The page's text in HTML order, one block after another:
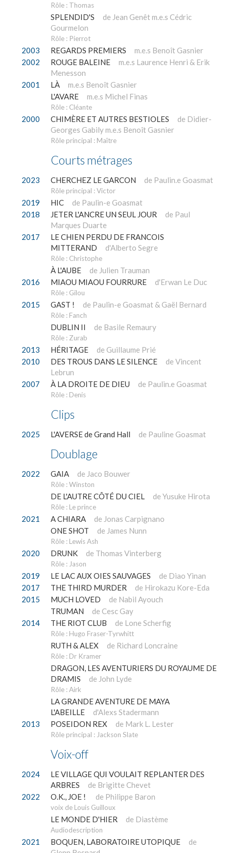
Rôle : Thomas
SPLENDID'S
de Jean Genêt m.e.s Cédric
Gourmelon
Rôle : Pierrot
2003 REGARDS PREMIERS
m.e.s Benoît Gasnier
2002
ROUGE BALEINE
m.e.s Laurence Henri & Erik
Menesson
2001
LÀ
m.e.s Benoît Gasnier
L'AVARE
m.e.s Michel Finas
Rôle : Cléante
2000 CHIMÈRE ET AUTRES BESTIOLES
de Didier-
Georges Gabily m.e.s Benoît Gasnier
Rôle principal : Maître
Courts métrages
2023 CHERCHEZ LE GARCON de Paulin.e Goasmat
Rôle principal : Victor
2019 HIC
de Paulin-e Goasmat
2018
JETER L'ANCRE UN SEUL JOUR
de Paul
Marques Duarte
2017
LE CHIEN PERDU DE FRANCOIS
MITTERAND
d'Alberto Segre
Rôle : Christophe
À L'AUBE
de Julien Trauman
2016
MIAOU MIAOU FOURRURE d'Erwan Le Duc
Rôle : Gilou
2015 GAST ! de Paulin-e Goasmat & Gaël Bernard
Rôle : Fanch
DUBLIN II de Basile Remaury
Rôle : Zurab
2013 HÉRITAGE
de Guillaume Prié
2010
DES TROUS DANS LE SILENCE
de Vincent
Lebrun
2007
À LA DROITE DE DIEU de Paulin.e Goasmat
Rôle : Denis
Clips
2025 L'AVERSE de Grand Hall de Pauline Goasmat
Doublage
2022 GAIA de Jaco Bouwer
Rôle : Winston
DE L'AUTRE CÔTÉ DU CIEL de Yusuke Hirota
Rôle : Le prince
2021 A CHIARA
de Jonas Carpignano
ONE SHOT
de James Nunn
Rôle : Lewis Ash
2020 DRUNK de Thomas Vinterberg
Rôle : Jason
2019 LE LAC AUX OIES SAUVAGES
de Diao Yinan
2017
THE THIRD MURDER
de Hirokazu Kore-Eda
2015
MUCH LOVED
de Nabil Ayouch
TRUMAN
de Cesc Gay
2014
THE RIOT CLUB de Lone Scherfig
Rôle : Hugo Fraser-Tyrwhitt
RUTH & ALEX de Richard Loncraine
Rôle : Dr Kramer
DRAGON, LES AVENTURIERS DU ROYAUME DE
DRAMIS
de John Lyde
Rôle : Airk
LA GRANDE AVENTURE DE MAYA
L'ABEILLE
d'Alexs Stadermann
2013
POSEIDON REX de Mark L. Lester
Rôle principal : Jackson Slate
Voix-off
2024
LE VILLAGE QUI VOULAIT REPLANTER DES
ARBRES
de Brigitte Chevet
2022
O.K., JOE ! de Philippe Baron
voix de Louis Guilloux
LE MONDE D'HIER de Diastème
Audiodescription
2021 BOQUEN, LABORATOIRE UTOPIQUE
de